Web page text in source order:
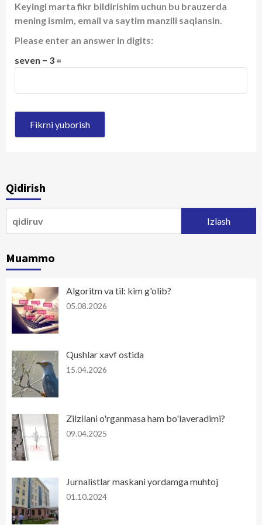
Keyingi marta fikr bildirishim uchun bu brauzerda
mening ismim, email va saytim manzili saqlansin.
Please enter an answer in digits:
seven − 3 =
Qidirish
Muammo
Algoritm va til: kim g'olib?
05.08.2026
Qushlar xavf ostida
15.04.2026
Zilzilani o'rganmasa ham bo'laveradimi?
09.04.2025
Jurnalistlar maskani yordamga muhtoj
01.10.2024